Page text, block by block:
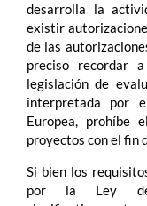
desarrolla la
existir
de las
preciso recordar
legislación de
interpretada por
Europea, prohíbe
proyectos con el fin
Si bien los
por la Ley de